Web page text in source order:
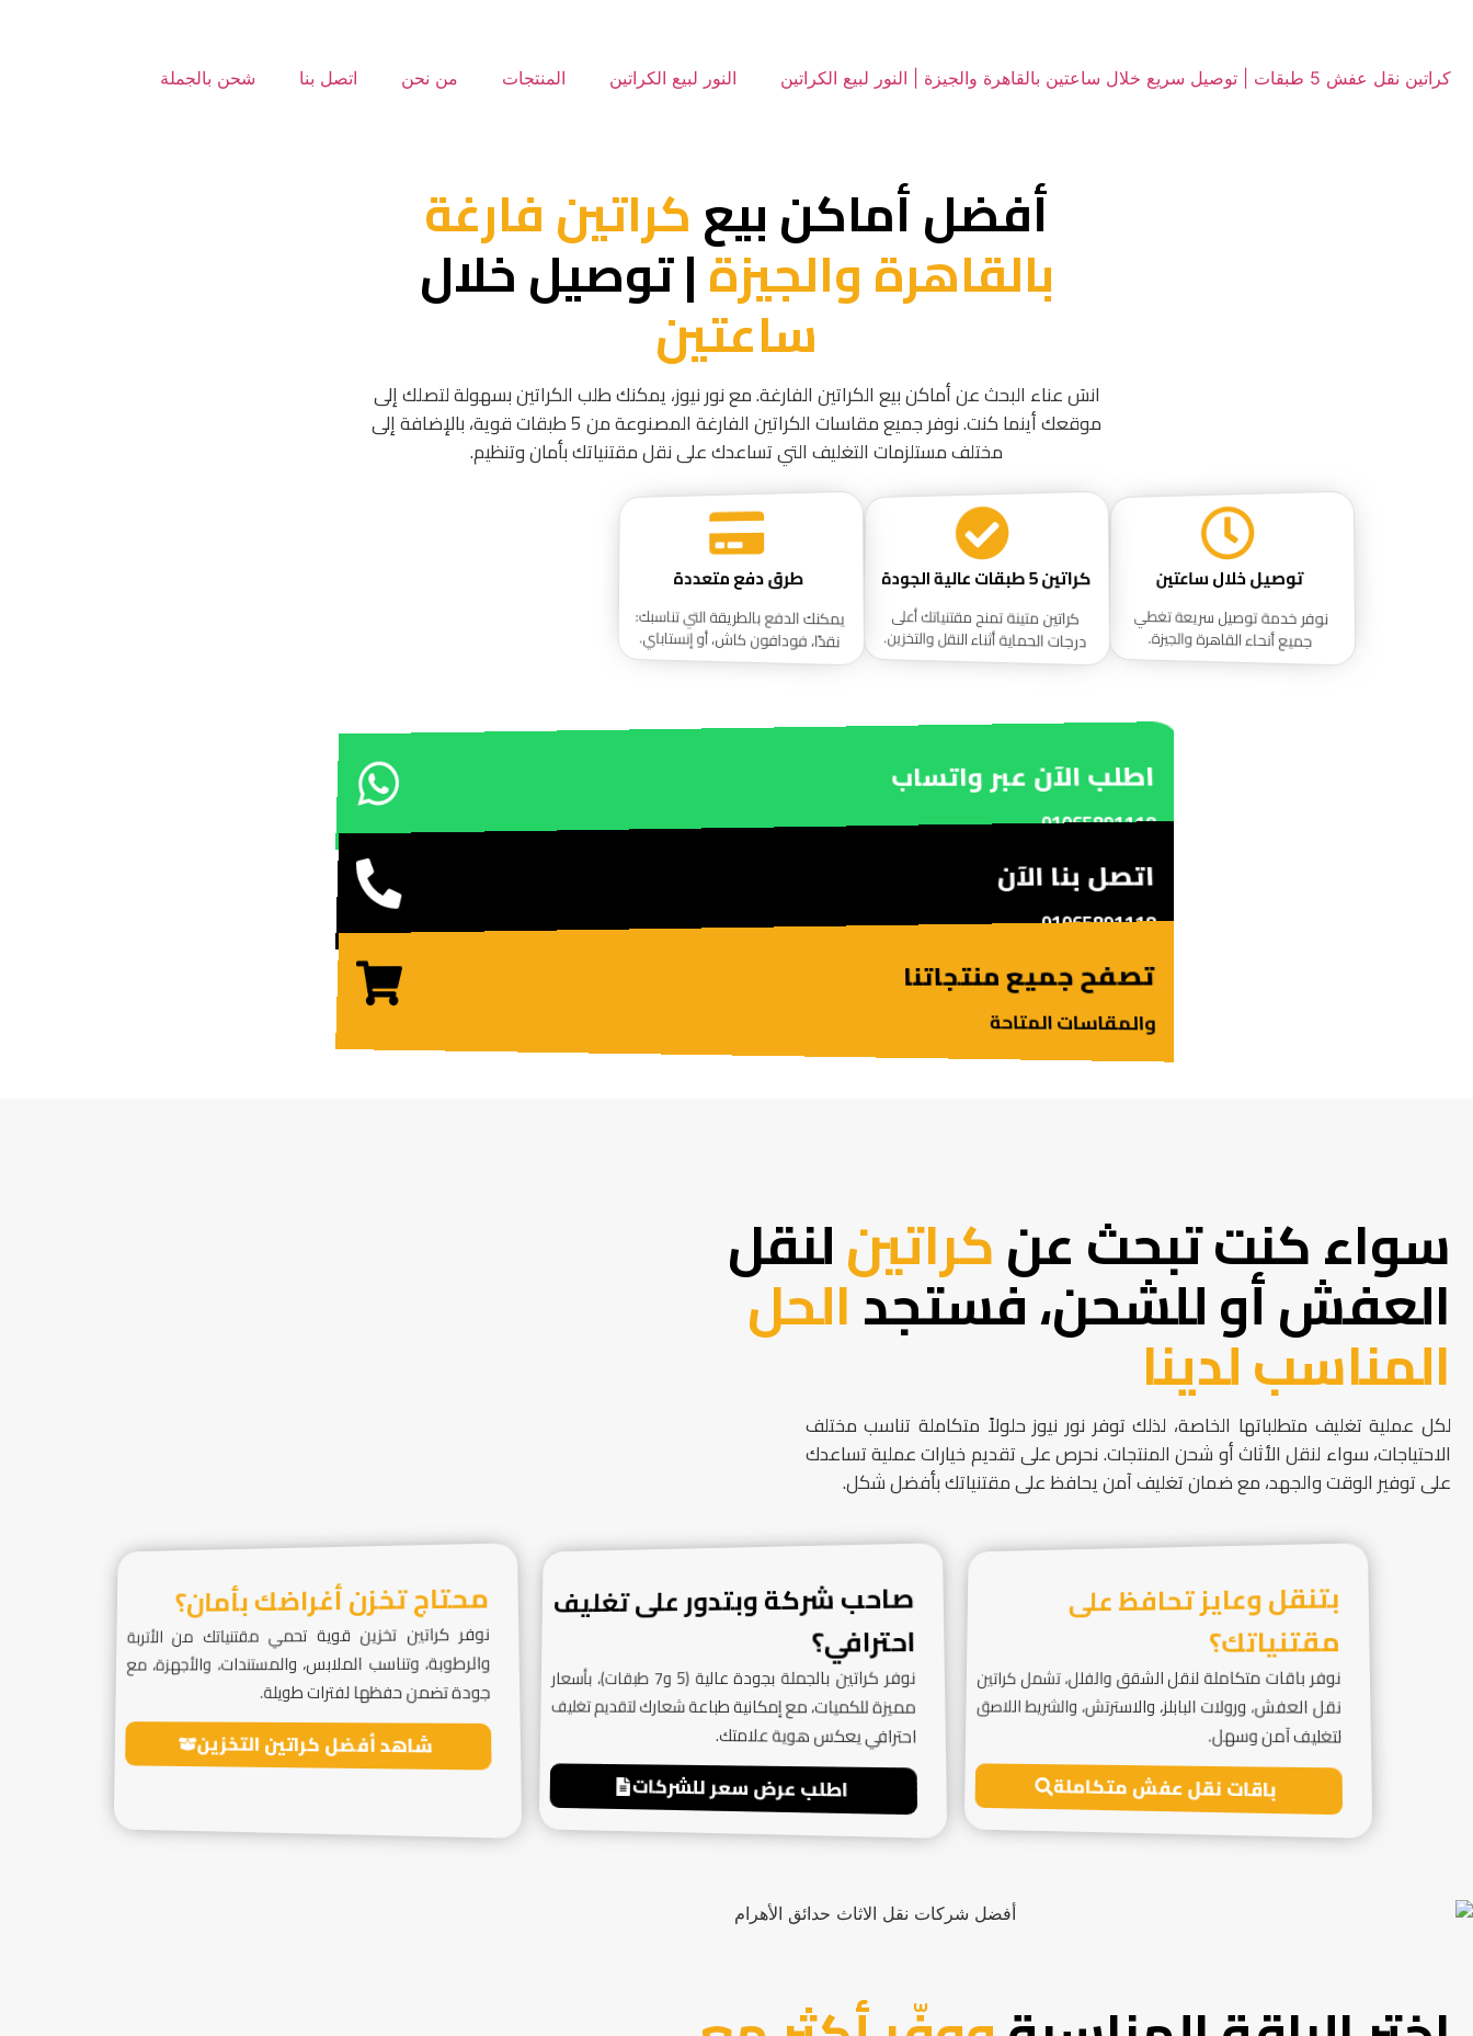
كراتين نقل عفش 5 طبقات | توصيل سريع خلال ساعتين بالقاهرة والجيزة | النور لبيع الكراتين النور لبيع الكراتين المنتجات من نحن اتصل بنا شحن بالجملة
أفضل أماكن بيعكراتين فارغة
بالقاهرة والجيزة| توصيل خلال
ساعتين
انسَ عناء البحث عن أماكن بيع الكراتين الفارغة. مع نور نيوز، يمكنك طلب الكراتين بسهولة لتصلك إلى
موقعك أينما كنت. نوفر جميع مقاسات الكراتين الفارغة المصنوعة من 5 طبقات قوية، بالإضافة إلى
مختلف مستلزمات التغليف التي تساعدك على نقل مقتنياتك بأمان وتنظيم.
توصيل خلال ساعتين
نوفر خدمة توصيل سريعة تغطي
جميع أنحاء القاهرة والجيزة.
كراتين 5 طبقات عالية الجودة
كراتين متينة تمنح مقتنياتك أعلى
درجات الحماية أثناء النقل والتخزين.
طرق دفع متعددة
يمكنك الدفع بالطريقة التي تناسبك:
نقدًا، فودافون كاش، أو إنستاباي.
اطلب الآن عبر واتساب
01065891118
اتصل بنا الآن
01065891118
تصفح جميع منتجاتنا
والمقاسات المتاحة
سواء كنت تبحث عنكراتينلنقل
العفش أو للشحن، فستجدالحل
المناسب لدينا
لكل عملية تغليف متطلباتها الخاصة، لذلك توفر نور نيوز حلولاً متكاملة تناسب مختلف
الاحتياجات، سواء لنقل الأثاث أو شحن المنتجات. نحرص على تقديم خيارات عملية تساعدك
على توفير الوقت والجهد، مع ضمان تغليف آمن يحافظ على مقتنياتك بأفضل شكل.
بتنقل وعايز تحافظ على
مقتنياتك؟
نوفر باقات متكاملة لنقل الشقق والفلل، تشمل كراتين
نقل العفش، ورولات البابلز، والاسترتش، والشريط اللاصق
لتغليف آمن وسهل.
باقات نقل عفش متكاملة
صاحب شركة وبتدور على تغليف
احترافي؟
نوفر كراتين بالجملة بجودة عالية (5 و7 طبقات)، بأسعار
مميزة للكميات، مع إمكانية طباعة شعارك لتقديم تغليف
احترافي يعكس هوية علامتك.
اطلب عرض سعر للشركات
محتاج تخزن أغراضك بأمان؟
نوفر كراتين تخزين قوية تحمي مقتنياتك من الأتربة
والرطوبة، وتناسب الملابس، والمستندات، والأجهزة، مع
جودة تضمن حفظها لفترات طويلة.
شاهد أفضل كراتين التخزين